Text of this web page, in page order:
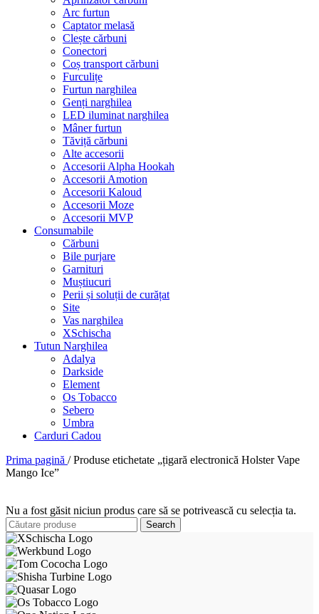
Arc furtun
Captator melasă
Clește cărbuni
Conectori
Coș transport cărbuni
Furculițe
Furtun narghilea
Genți narghilea
LED iluminat narghilea
Mâner furtun
Tăviță cărbuni
Alte accesorii
Accesorii Alpha Hookah
Accesorii Amotion
Accesorii Kaloud
Accesorii Moze
Accesorii MVP
Consumabile
Cărbuni
Bile purjare
Garnituri
Muștiucuri
Perii și soluții de curățat
Site
Vas narghilea
XSchischa
Tutun Narghilea
Adalya
Darkside
Element
Os Tobacco
Sebero
Umbra
Carduri Cadou
Prima pagină / Produse etichetate „țigară electronică Holster Vape
Mango Ice”
Nu a fost găsit niciun produs care să se potrivească cu selecția ta.
Search